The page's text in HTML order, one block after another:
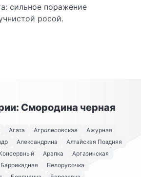
сильное поражение
росой.
Смородина черная
Агата Агролесовская
Ажурная
Александрина
Алтайская Поздняя
Арапка
Аргазинская
Баррикадная
Белорусочка